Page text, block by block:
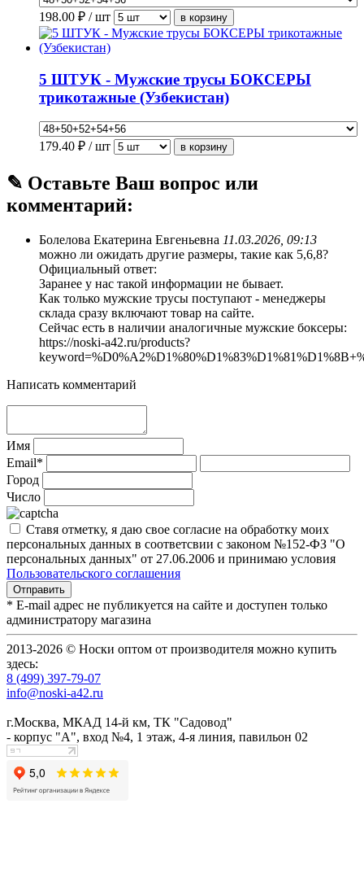
198.00 ₽ / шт
5 ШТУК - Мужские трусы БОКСЕРЫ
трикотажные (Узбекистан)
179.40 ₽ / шт
✎ Оставьте Ваш вопрос или
комментарий:
Болелова Екатерина Евгеньевна 11.03.2026, 09:13
можно ли ожидать другие размеры, такие как 5,6,8?
Официальный ответ:
Заранее у нас такой информации не бывает.
Как только мужские трусы поступают - менеджеры
склада сразу включают товар на сайте.
Сейчас есть в наличии аналогичные мужские боксеры:
https://noski-a42.ru/products?
Написать комментарий
Имя
Email*
Город
Число
Ставя отметку, я даю свое согласие на обработку моих
персональных данных в соответсвии с законом №152-ФЗ "О
персональных данных" от 27.06.2006 и принимаю условия
Пользовательского соглашения
* E-mail адрес не публикуется на сайте и доступен только
администратору магазина
2013-2026 © Носки оптом от производителя можно купить
здесь:
8 (499) 397-79-07
info@noski-a42.ru
г.Москва, МКАД 14-й км, ТК "Садовод"
- корпус "А", вход №4, 1 этаж, 4-я линия, павильон 02